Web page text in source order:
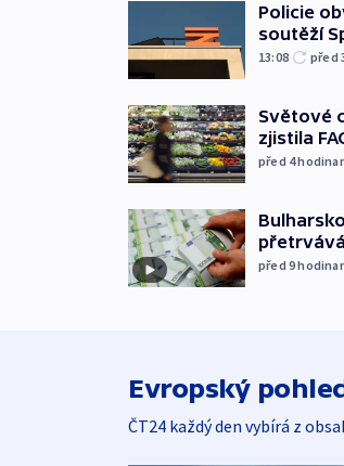
Policie
soutěží
13:08 před
Světové
zjistila
před 4
přetrvává
před 9
Evropský
ČT24 každý den vybírá z